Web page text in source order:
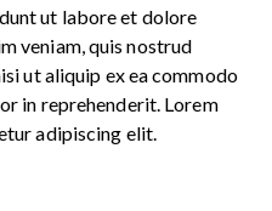
ut labore et dolore
veniam, quis nostrud
ut aliquip ex ea commodo
in reprehenderit. Lorem
adipiscing elit.